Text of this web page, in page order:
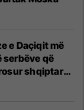
e Daçiqit më
që
shqiptarët